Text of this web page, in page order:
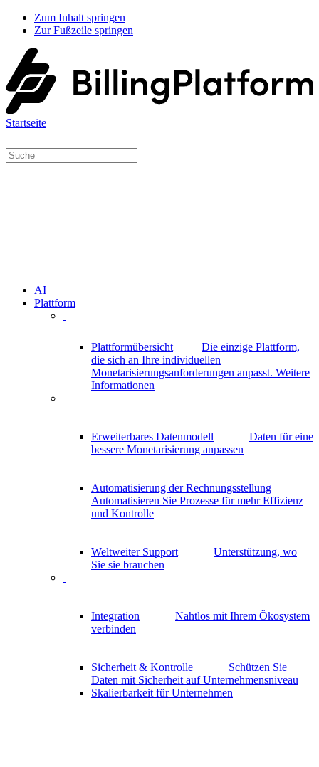
Zum Inhalt springen
Zur Fußzeile springen
Startseite
AI
Plattform
Plattformübersicht
Die einzige Plattform,
die sich an Ihre individuellen
Monetarisierungsanforderungen anpasst. Weitere
Informationen
Erweiterbares Datenmodell
Daten für eine
bessere Monetarisierung anpassen
Automatisierung der Rechnungsstellung
Automatisieren Sie Prozesse für mehr Effizienz
und Kontrolle
Weltweiter Support
Unterstützung, wo
Sie sie brauchen
Integration
Nahtlos mit Ihrem Ökosystem
verbinden
Sicherheit & Kontrolle
Schützen Sie
Daten mit Sicherheit auf Unternehmensniveau
Skalierbarkeit für Unternehmen